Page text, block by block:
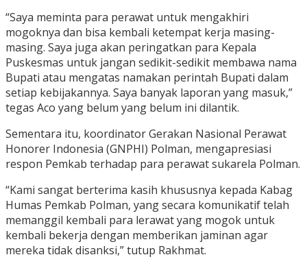
“Saya meminta para perawat untuk mengakhiri
mogoknya dan bisa kembali ketempat kerja masing-
masing. Saya juga akan peringatkan para Kepala
Puskesmas untuk jangan sedikit-sedikit membawa nama
Bupati atau mengatas namakan perintah Bupati dalam
setiap kebijakannya. Saya banyak laporan yang masuk,”
tegas Aco yang belum yang belum ini dilantik.
Sementara itu, koordinator Gerakan Nasional Perawat
Honorer Indonesia (GNPHI) Polman, mengapresiasi
respon Pemkab terhadap para perawat sukarela Polman.
“Kami sangat berterima kasih khususnya kepada Kabag
Humas Pemkab Polman, yang secara komunikatif telah
memanggil kembali para lerawat yang mogok untuk
kembali bekerja dengan memberikan jaminan agar
mereka tidak disanksi,” tutup Rakhmat.